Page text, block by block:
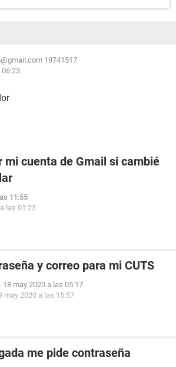
19741517
mi cuenta de Gmail si cambié
11:55
las 01:23
y correo para mi CUTS
18 may 2020 a las 05:17
may 2020 a las 15:57
me pide contraseña